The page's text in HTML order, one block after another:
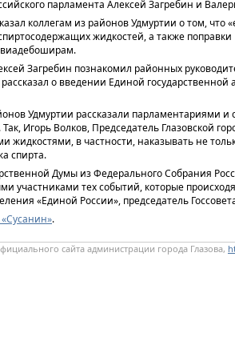
парламента Алексей Загребин и
коллегам из районов Удмуртии о том,
жидкостей, а также
Загребин познакомил районных
о введении Единой
Удмуртии рассказали парламентариями и
Игорь Волков, Председатель Глазовской
жидкостями, в частности, наказывать не
спирта.
Думы из Федерального Собрания
участниками тех событий, которые
«Единой России», председатель
.
сайта администрации города Глазова,